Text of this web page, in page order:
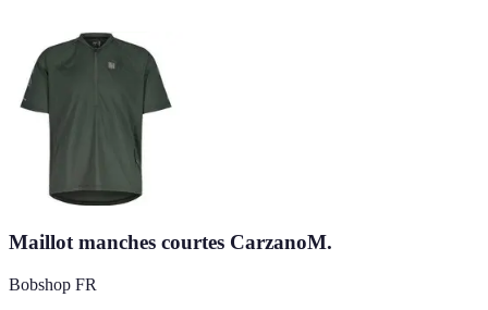
Maillot manches courtes CarzanoM.
Bobshop FR